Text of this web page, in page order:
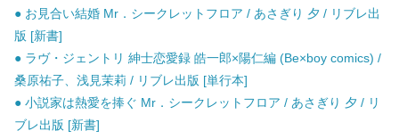
● お見合い結婚 Mr．シークレットフロア / あさぎり 夕 / リブレ出
版 [新書]
● ラヴ・ジェントリ 紳士恋愛録 皓一郎×陽仁編 (Be×boy comics) /
桑原祐子、浅見茉莉 / リブレ出版 [単行本]
● 小説家は熱愛を捧ぐ Mr．シークレットフロア / あさぎり 夕 / リ
ブレ出版 [新書]